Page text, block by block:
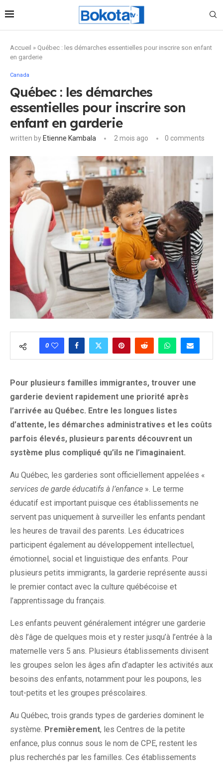
Accueil » Québec : les démarches essentielles pour inscrire son enfant
en garderie
Canada
Québec : les démarches
essentielles pour inscrire son
enfant en garderie
written by Etienne Kambala 2 mois ago 0 comments
0
Pour plusieurs familles immigrantes, trouver une
garderie devient rapidement une priorité après
l’arrivée au Québec. Entre les longues listes
d’attente, les démarches administratives et les coûts
parfois élevés, plusieurs parents découvrent un
système plus compliqué qu’ils ne l’imaginaient.
Au Québec, les garderies sont officiellement appelées «
services de garde éducatifs à l’enfance ». Le terme
éducatif est important puisque ces établissements ne
servent pas uniquement à surveiller les enfants pendant
les heures de travail des parents. Les éducatrices
participent également au développement intellectuel,
émotionnel, social et linguistique des enfants. Pour
plusieurs petits immigrants, la garderie représente aussi
le premier contact avec la culture québécoise et
l’apprentissage du français.
Les enfants peuvent généralement intégrer une garderie
dès l’âge de quelques mois et y rester jusqu’à l’entrée à la
maternelle vers 5 ans. Plusieurs établissements divisent
les groupes selon les âges afin d’adapter les activités aux
besoins des enfants, notamment pour les poupons, les
tout-petits et les groupes préscolaires.
Au Québec, trois grands types de garderies dominent le
système. Premièrement, les Centres de la petite
enfance, plus connus sous le nom de CPE, restent les
plus recherchés par les familles. Ces établissements